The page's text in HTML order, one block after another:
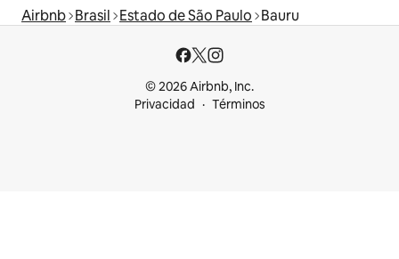
Airbnb Brasil Estado de São Paulo Bauru
© 2026 Airbnb, Inc.
Privacidad
Términos